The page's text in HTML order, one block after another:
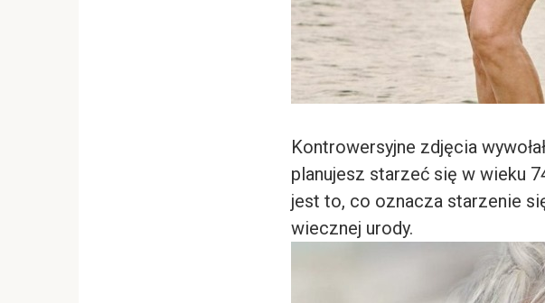
Kontrowersyjne zdjęcia
planujesz starzeć się w wieku
jest to, co oznacza starzenie
wiecznej urody.